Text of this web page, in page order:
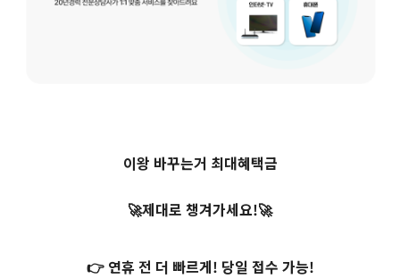
이왕 바꾸는거 최대혜택금
🚀제대로 챙겨가세요!🚀
👉 연휴 전 더 빠르게! 당일 접수 가능!